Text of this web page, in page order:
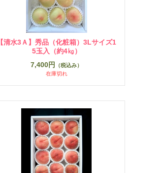
【清水3Ａ】秀品（化粧箱）3Lサイズ1
5玉入（約4㎏）
7,400円
（税込み）
在庫切れ